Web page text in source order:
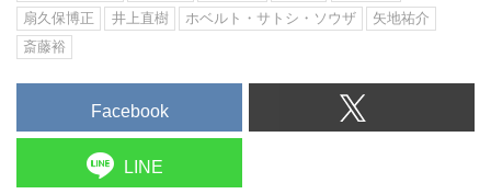
扇久保博正
井上直樹 ホベルト・サトシ・ソウザ
矢地祐介
斎藤裕
Facebook
LINE